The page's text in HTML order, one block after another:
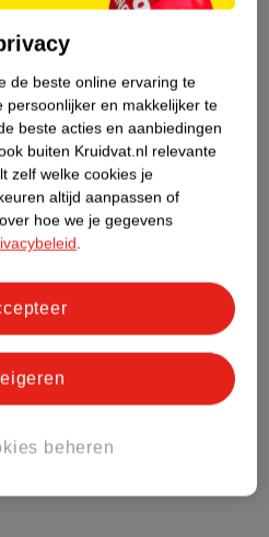
heeft (nog) geen Nature
Score.
de beste online ervaring te
persoonlijker en makkelijker te
beste acties en aanbiedingen
buiten Kruidvat.nl relevante
zelf welke cookies je
altijd aanpassen of
hoe we je gegevens
.
beheren